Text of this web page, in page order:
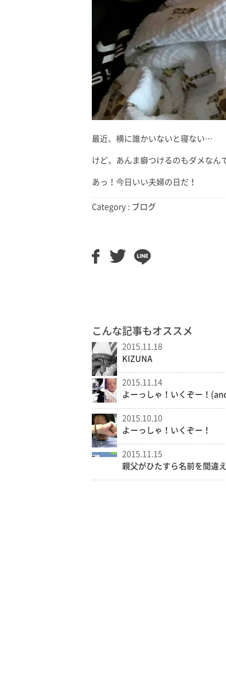
最近、横に誰かいないと寝ない…
けど、あんま癖つけるのもダメなん
あっ！今日いい夫婦の日だ！
Category : ブログ
こんな記事もオススメ
2015.11.18
KIZUNA
2015.11.14
よーっしゃ！いくぞー！
2015.10.10
よーっしゃ！いくぞー！
2015.11.15
親父がひたすら名前を間違